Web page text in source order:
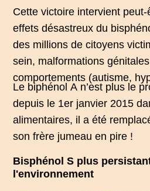
Cette victoire intervient
effets désastreux du
des millions de citoyens
sein, malformations
comportements (autisme,
Le biphénol A n’est plus le
depuis le 1er janvier 2015
alimentaires, il a été
son frère jumeau en pire !
Bisphénol S plus
l'environnement